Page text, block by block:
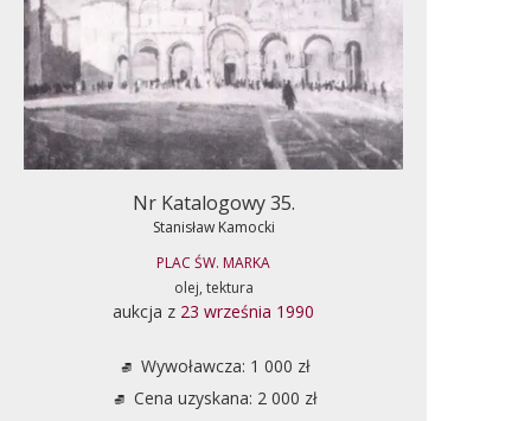
Nr Katalogowy 35.
Stanisław Kamocki
PLAC ŚW. MARKA
olej, tektura
aukcja z 23 września 1990
Wywoławcza: 1 000 zł
Cena uzyskana: 2 000 zł